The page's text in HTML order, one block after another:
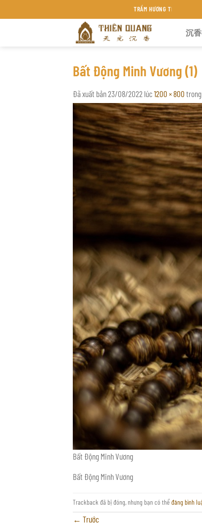
đến
TRẦM HƯƠNG THIÊN QUANG KHÁNH HÒA
沉
Bất Động Minh Vương (1)
Đã xuất bản23/08/2022 lúc1200 × 800 trong
Bất Động Minh Vương
Bất Động Minh Vương
Trackback đã bị đóng, nhưng bạn có thểđăng bình
← Trước